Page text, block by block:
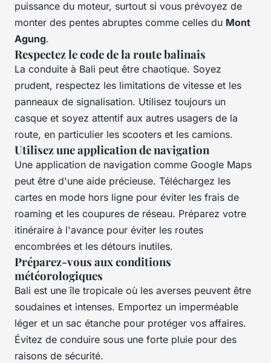
puissance du moteur, surtout si vous prévoyez de
monter des pentes abruptes comme celles du Mont
Agung.
Respectez le code de la route balinais
La conduite à Bali peut être chaotique. Soyez
prudent, respectez les limitations de vitesse et les
panneaux de signalisation. Utilisez toujours un
casque et soyez attentif aux autres usagers de la
route, en particulier les scooters et les camions.
Utilisez une application de navigation
Une application de navigation comme Google Maps
peut être d'une aide précieuse. Téléchargez les
cartes en mode hors ligne pour éviter les frais de
roaming et les coupures de réseau. Préparez votre
itinéraire à l'avance pour éviter les routes
encombrées et les détours inutiles.
Préparez-vous aux conditions
météorologiques
Bali est une île tropicale où les averses peuvent être
soudaines et intenses. Emportez un imperméable
léger et un sac étanche pour protéger vos affaires.
Évitez de conduire sous une forte pluie pour des
raisons de sécurité.